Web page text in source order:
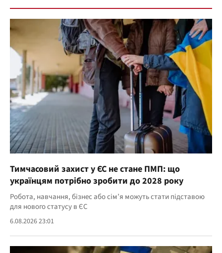
Тимчасовий захист у ЄС не стане ПМП: що
українцям потрібно зробити до 2028 року
Робота, навчання, бізнес або сім’я можуть стати підставою
для нового статусу в ЄС
6.08.2026 23:01